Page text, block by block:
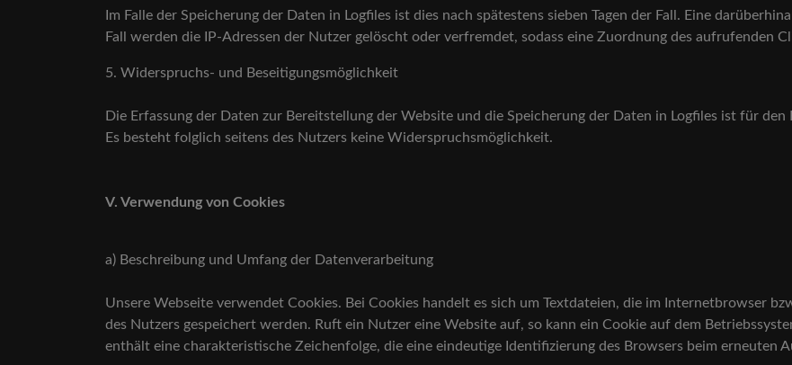
Im Falle der Speicherung der Daten in Logfiles ist dies nach spätestens sieben Tagen der Fall. Eine
Fall werden die IP-Adressen der Nutzer gelöscht oder verfremdet, sodass eine Zuordnung des aufrufenden
5. Widerspruchs- und Beseitigungsmöglichkeit
Die Erfassung der Daten zur Bereitstellung der Website und die Speicherung der Daten in Logfiles ist für
Es besteht folglich seitens des Nutzers keine Widerspruchsmöglichkeit.
V. Verwendung von Cookies
a) Beschreibung und Umfang der Datenverarbeitung
Unsere Webseite verwendet Cookies. Bei Cookies handelt es sich um Textdateien, die im Internetbrowser
des Nutzers gespeichert werden. Ruft ein Nutzer eine Website auf, so kann ein Cookie auf dem
enthält eine charakteristische Zeichenfolge, die eine eindeutige Identifizierung des Browsers beim erneuten